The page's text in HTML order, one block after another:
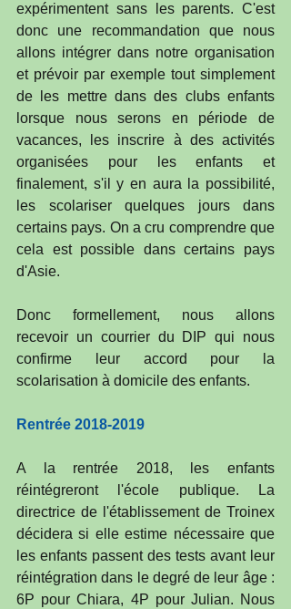
expérimentent sans les parents. C'est
donc une recommandation que nous
allons intégrer dans notre organisation
et prévoir par exemple tout simplement
de les mettre dans des clubs enfants
lorsque nous serons en période de
vacances, les inscrire à des activités
organisées pour les enfants et
finalement, s'il y en aura la possibilité,
les scolariser quelques jours dans
certains pays. On a cru comprendre que
cela est possible dans certains pays
d'Asie.
Donc formellement, nous allons
recevoir un courrier du DIP qui nous
confirme leur accord pour la
scolarisation à domicile des enfants.
Rentrée 2018-2019
A la rentrée 2018, les enfants
réintégreront l'école publique. La
directrice de l'établissement de Troinex
décidera si elle estime nécessaire que
les enfants passent des tests avant leur
réintégration dans le degré de leur âge :
6P pour Chiara, 4P pour Julian. Nous